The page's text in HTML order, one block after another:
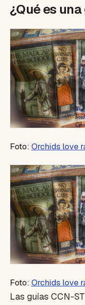
¿Qué es
Foto: Orchids love
Foto: Orchids love
Las guías CCN-